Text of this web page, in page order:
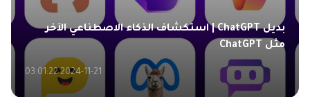
بديل ChatGPT | استكشاف الذكاء الاصطناعي الآخر
مثل ChatGPT
2024-11-21 03:01:22